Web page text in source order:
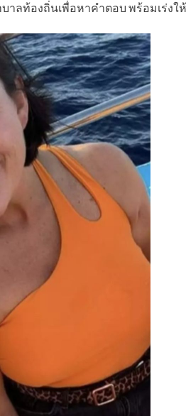
บาลท้องถิ่นเพื่อหาคำตอบ พร้อมเร่ง